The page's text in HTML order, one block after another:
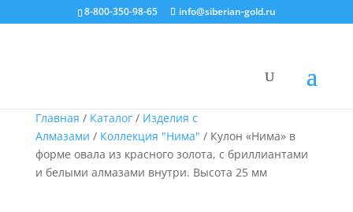
8-800-350-98-65 info@siberian-gold.ru
Главная / Каталог/ Изделия с
Алмазами / Коллекция "Нима" / Кулон «Нима» в
форме овала из красного золота, с бриллиантами
и белыми алмазами внутри. Высота 25 мм